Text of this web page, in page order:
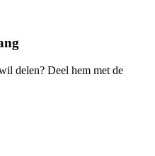
delen? Deel hem met de